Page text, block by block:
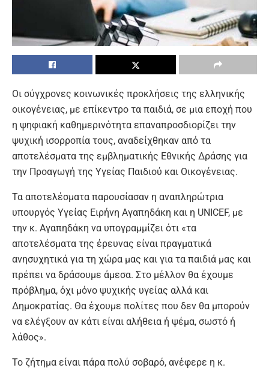
Οι σύγχρονες κοινωνικές προκλήσεις της ελληνικής
οικογένειας, με επίκεντρο τα παιδιά, σε μια εποχή που
η ψηφιακή καθημερινότητα επαναπροσδιορίζει την
ψυχική ισορροπία τους, αναδείχθηκαν από τα
αποτελέσματα της εμβληματικής Εθνικής Δράσης για
την Προαγωγή της Υγείας Παιδιού και Οικογένειας.
Τα αποτελέσματα παρουσίασαν η αναπληρώτρια
υπουργός Υγείας Ειρήνη Αγαπηδάκη και η UNICEF, με
την κ. Αγαπηδάκη να υπογραμμίζει ότι «τα
αποτελέσματα της έρευνας είναι πραγματικά
ανησυχητικά για τη χώρα μας και για τα παιδιά μας και
πρέπει να δράσουμε άμεσα. Στο μέλλον θα έχουμε
πρόβλημα, όχι μόνο ψυχικής υγείας αλλά και
Δημοκρατίας. Θα έχουμε πολίτες που δεν θα μπορούν
να ελέγξουν αν κάτι είναι αλήθεια ή ψέμα, σωστό ή
λάθος».
Το ζήτημα είναι πάρα πολύ σοβαρό, ανέφερε η κ.